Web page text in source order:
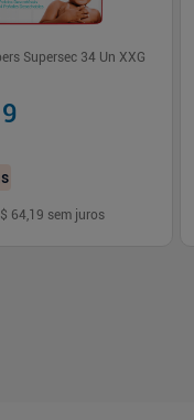
Supersec 34 Un XXG
64,19 sem juros